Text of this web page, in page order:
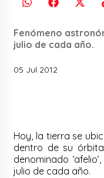
Fenómeno
julio de cada año.
05 Jul 2012
Hoy, la tierra se
dentro de su
denominado
julio de cada año.